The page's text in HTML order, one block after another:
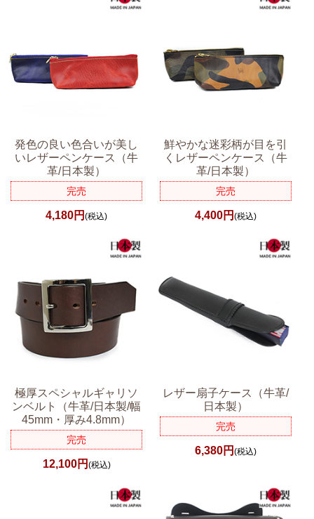
発色の良い色合いが美し
いレザーペンケース（牛
革/日本製）
完売
4,180円(税込)
鮮やかな迷彩柄が目を引
くレザーペンケース（牛
革/日本製）
完売
4,400円 (税込)
極厚スペシャルギャリソ
ンベルト（牛革/日本製/幅
45mm・厚み4.8mm）
完売
12,100円 (税込)
レザー扇子ケース（牛革/
日本製）
完売
6,380円 (税込)